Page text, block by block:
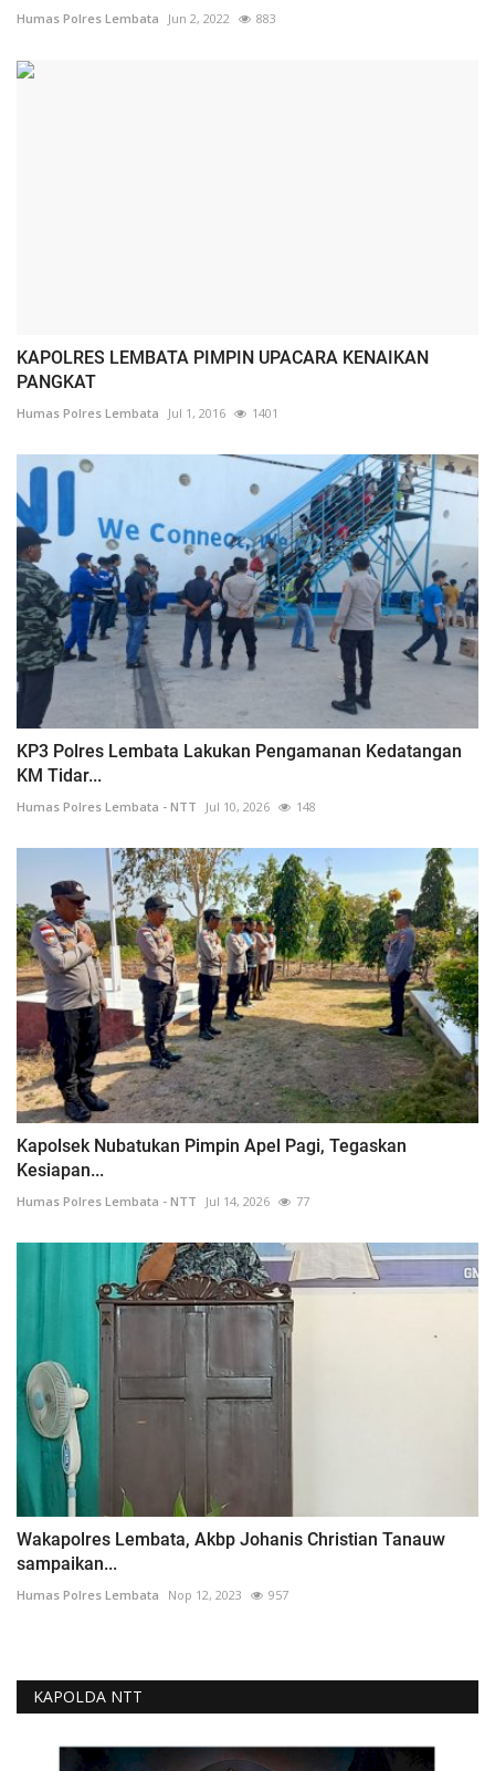
Humas Polres Lembata Jun 2, 2022 883
KAPOLRES LEMBATA PIMPIN UPACARA KENAIKAN
PANGKAT
Humas Polres Lembata Jul 1, 2016 1401
KP3 Polres Lembata Lakukan Pengamanan Kedatangan
KM Tidar...
Humas Polres Lembata - NTT Jul 10, 2026 148
Kapolsek Nubatukan Pimpin Apel Pagi, Tegaskan
Kesiapan...
Humas Polres Lembata - NTT Jul 14, 2026 77
Wakapolres Lembata, Akbp Johanis Christian Tanauw
sampaikan...
Humas Polres Lembata Nop 12, 2023 957
KAPOLDA NTT